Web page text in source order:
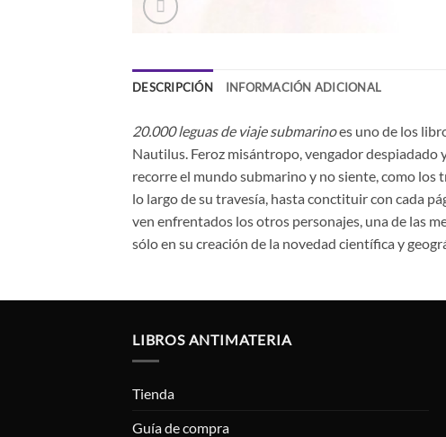
DESCRIPCIÓN INFORMACIÓN ADICIONAL
20.000 leguas de viaje submarinoes uno de los
Nautilus. Feroz misántropo, vengador despiadado
recorre el mundo submarino y no siente, como
lo largo de su travesía, hasta conctituir con cada
ven enfrentados los otros personajes, una de las
sólo en su creación de la novedad científica y
LIBROS ANTIMATERIA
Tienda
Guía de compra